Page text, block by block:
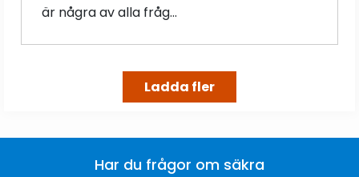
är några av alla fråg...
Ladda fler
Har du frågor om säkra